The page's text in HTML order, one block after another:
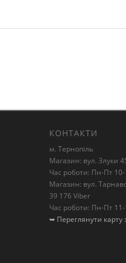
КОНТАКТИ
м. Тернопіль
Магазин: вул. Злуки
Час роботи: Пн-Пт
Магазин: вул.
39 176 Viber
Час роботи: Пн-Пт
➥ Переглянути карту